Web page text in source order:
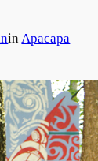
inApacapa